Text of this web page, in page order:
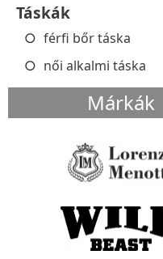
Táskák
férfi bőr táska
női alkalmi táska
Márkák